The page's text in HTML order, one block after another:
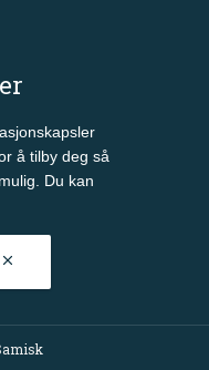
å tilby deg så
Du kan